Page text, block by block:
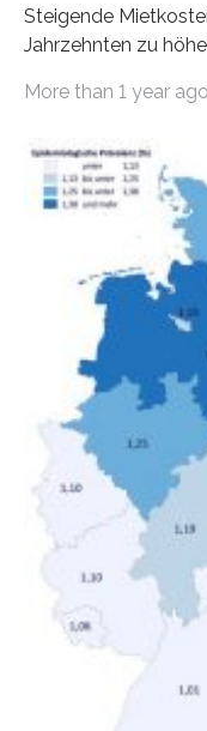
Steigende
Jahrzehnten zu
Bundesinstitut für
gesamten
unterschiedliche
Deutschland
verändert hat. Das
hohen Einkommen
Anstieg des
hinnehmen
Menschen mit…
More than 1 year ago